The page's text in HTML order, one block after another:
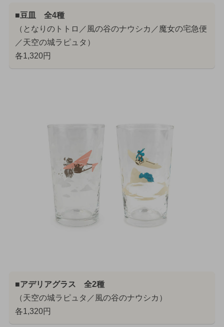
■豆皿 全4種
（となりのトトロ／風の谷のナウシカ／魔女の宅急便
／天空の城ラピュタ）
各1,320円
■アデリアグラス 全2種
（天空の城ラピュタ／風の谷のナウシカ）
各1,320円